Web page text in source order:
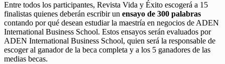
Entre todos los participantes, Revista Vida y Éxito escogerá a 15
finalistas quienes deberán escribir un ensayo de 300 palabras
contando por qué desean estudiar la maestría en negocios de ADEN
International Business School. Estos ensayos serán evaluados por
ADEN International Business School, quien será la responsable de
escoger al ganador de la beca completa y a los 5 ganadores de las
medias becas.